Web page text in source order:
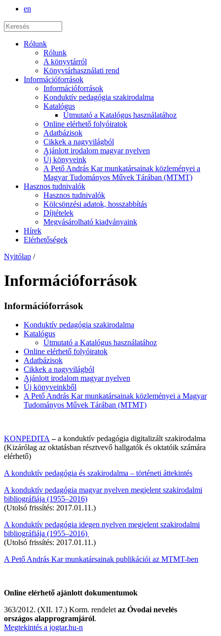
en
Rólunk
Rólunk
A könyvtárról
Könyvtárhasználati rend
Információforrások
Információforrások
Konduktív pedagógia szakirodalma
Katalógus
Útmutató a Katalógus használatához
Online elérhető folyóiratok
Adatbázisok
Cikkek a nagyvilágból
Ajánlott irodalom magyar nyelven
Új könyveink
A Pető András Kar munkatársainak közleményei a
Magyar Tudományos Művek Tárában (MTMT)
Hasznos tudnivalók
Hasznos tudnivalók
Kölcsönzési adatok, hosszabbítás
Díjtételek
Megvásárolható kiadványaink
Hírek
Elérhetőségek
Nyitólap /
Információforrások
Információforrások
Konduktív pedagógia szakirodalma
Katalógus
Útmutató a Katalógus használatához
Online elérhető folyóiratok
Adatbázisok
Cikkek a nagyvilágból
Ajánlott irodalom magyar nyelven
Új könyveinkből
A Pető András Kar munkatársainak közleményei a Magyar
Tudományos Művek Tárában (MTMT)
KONPEDITA –a konduktív pedagógia digitalizált szakirodalma
(Kizárólag az oktatásban résztvevő hallgatók és oktatóik számára
elérhető)
A konduktív pedagógia és szakirodalma – történeti áttekintés
A konduktív pedagógia magyar nyelven megjelent szakirodalmi
bibliográfiája (1955–2016)
(Utolsó frissítés: 2017.01.11.)
A konduktív pedagógia idegen nyelven megjelent szakirodalmi
bibliográfiája (1955–2016)
(Utolsó frissítés: 2017.01.11.)
A Pető András Kar munkatársainak publikációi az MTMT-ben
Online elérhető ajánlott dokumentumok
363/2012. (XII. 17.) Korm. rendelet az Óvodai nevelés
országos alapprogramjáról.
Megtekintés a jogtar.hu-n